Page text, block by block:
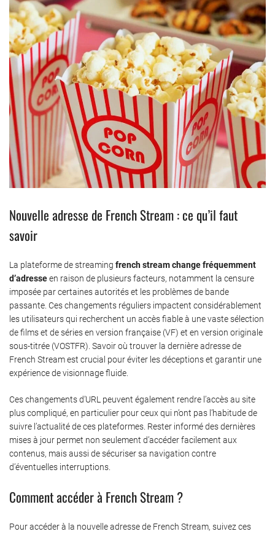
Nouvelle adresse de French Stream : ce qu’il faut
savoir
La plateforme de streaming french stream change fréquemment
d’adresseen raison de plusieurs facteurs, notamment la censure
imposée par certaines autorités et les problèmes de bande
passante. Ces changements réguliers impactent considérablement
les utilisateurs qui recherchent un accès fiable à une vaste sélection
de films et de séries en version française (VF) et en version originale
sous-titrée (VOSTFR). Savoir où trouver la dernière adresse de
French Stream est crucial pour éviter les déceptions et garantir une
expérience de visionnage fluide.
Ces changements d’URL peuvent également rendre l’accès au site
plus compliqué, en particulier pour ceux qui n’ont pas l’habitude de
suivre l’actualité de ces plateformes. Rester informé des dernières
mises à jour permet non seulement d’accéder facilement aux
contenus, mais aussi de sécuriser sa navigation contre
d’éventuelles interruptions.
Comment accéder à French Stream ?
Pour accéder à la nouvelle adresse de French Stream, suivez ces